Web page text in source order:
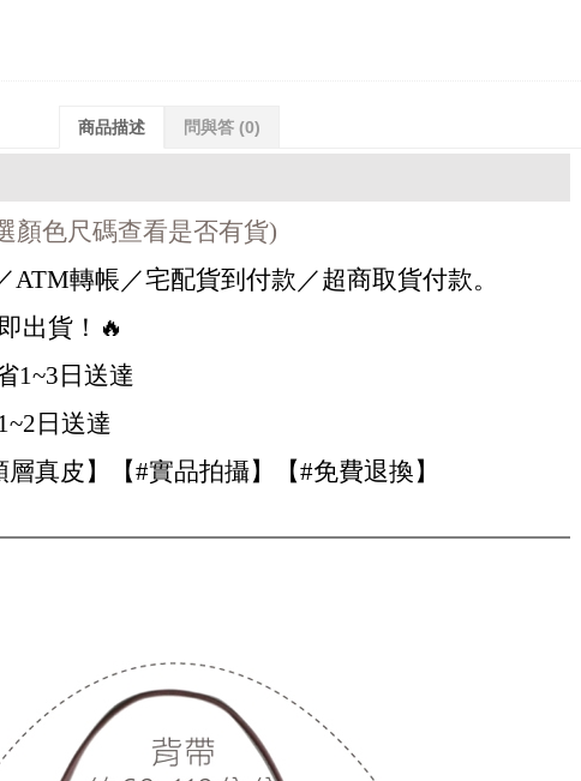
商品描述 問與答 (0)